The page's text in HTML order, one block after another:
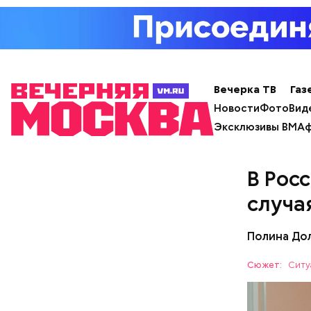
Вечерка ТВ
НовостиФото
Эксклюзивы ВМ
В
Полина
Сюжет:
—
—
мы